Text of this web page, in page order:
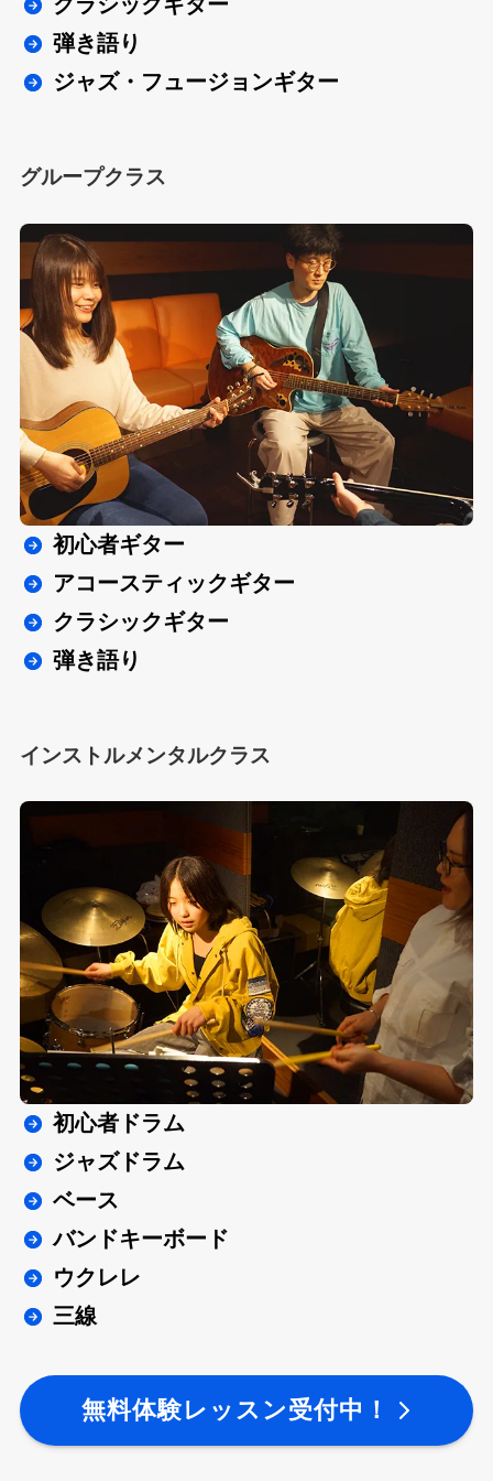
弾き語り
ジャズ・フュージョンギター
グループクラス
初心者ギター
アコースティックギター
クラシックギター
弾き語り
インストルメンタルクラス
初心者ドラム
ジャズドラム
ベース
バンドキーボード
ウクレレ
三線
無料体験レッスン受付中！